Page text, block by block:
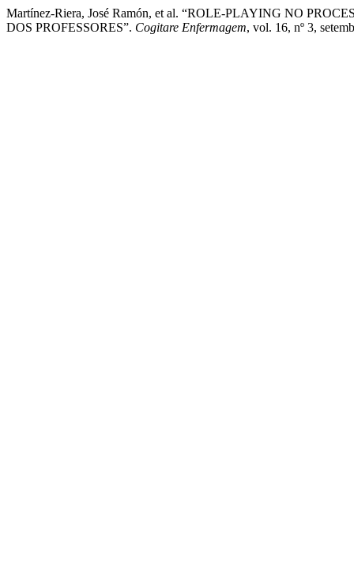
Martínez-Riera, José Ramón, et al. “ROLE-PLAYING NO
DOS PROFESSORES”. Cogitare Enfermagem, vol. 16, nº 3,